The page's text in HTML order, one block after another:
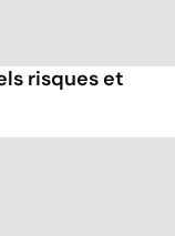
risques et